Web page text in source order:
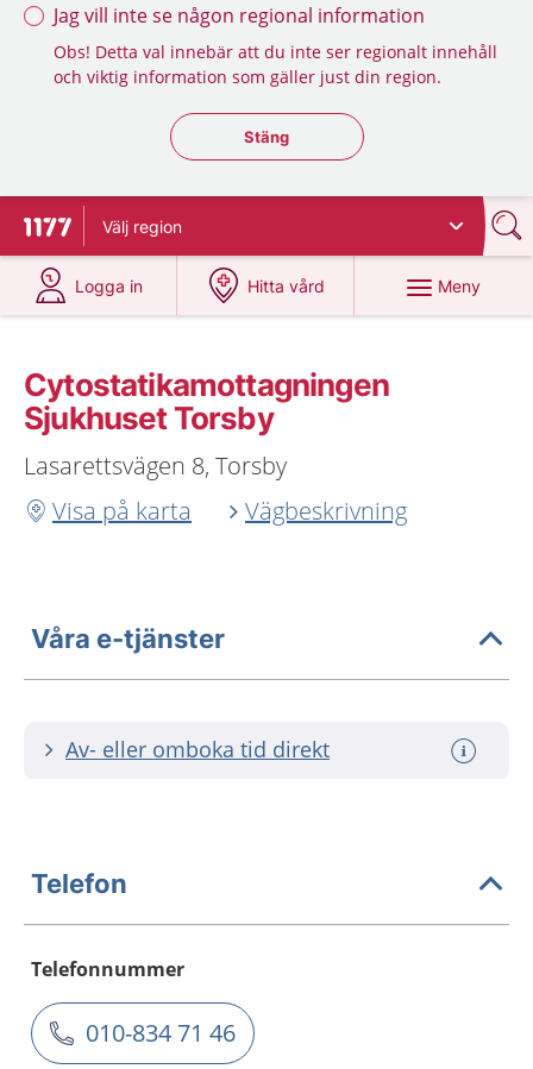
Jag vill inte se någon regional information
Obs! Detta val innebär att du inte ser regionalt innehåll
och viktig information som gäller just din region.
Stäng regionsväljaren
Stäng
Till startsidan för 1177
Välj region
Logga in
på 1177.se
Hitta vård
på 1177.se
Meny
Cytostatikamottagningen
Sjukhuset Torsby
Lasarettsvägen 8, Torsby
Visa på karta
Vägbeskrivning
Våra e-tjänster
Av- eller omboka tid direkt
Telefon
Telefonnummer
010-834 71 46